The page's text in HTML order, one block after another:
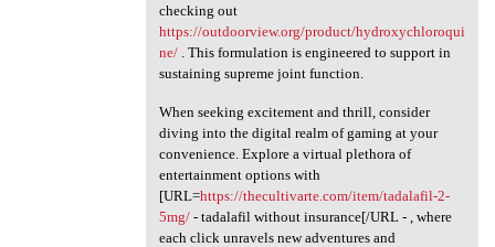
checking out
https://outdoorview.org/product/hydroxychloroqui
ne/. This formulation is engineered to support in
sustaining supreme joint function.
When seeking excitement and thrill, consider
diving into the digital realm of gaming at your
convenience. Explore a virtual plethora of
entertainment options with
[URL=https://thecultivarte.com/item/tadalafil-2-
5mg/- tadalafil without insurance[/URL - , where
each click unravels new adventures and